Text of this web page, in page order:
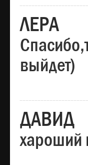
ЛЕРА
выйдет)
ДАВИД
хароший